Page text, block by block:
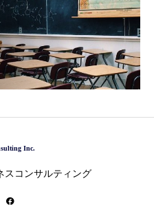
Inc.
スコンサルティング